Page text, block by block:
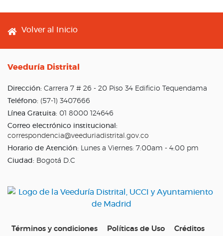
Footer menu
Volver al Inicio
Veeduría Distrital
Dirección: Carrera 7 # 26 - 20 Piso 34 Edificio Tequendama
Teléfono: (57-1) 3407666
Línea Gratuita: 01 8000 124646
Correo electrónico institucional:
correspondencia@veeduriadistrital.gov.co
Horario de Atención: Lunes a Viernes: 7:00am - 4:00 pm
Ciudad: Bogotá D.C
Términos y condiciones Políticas de Uso Créditos